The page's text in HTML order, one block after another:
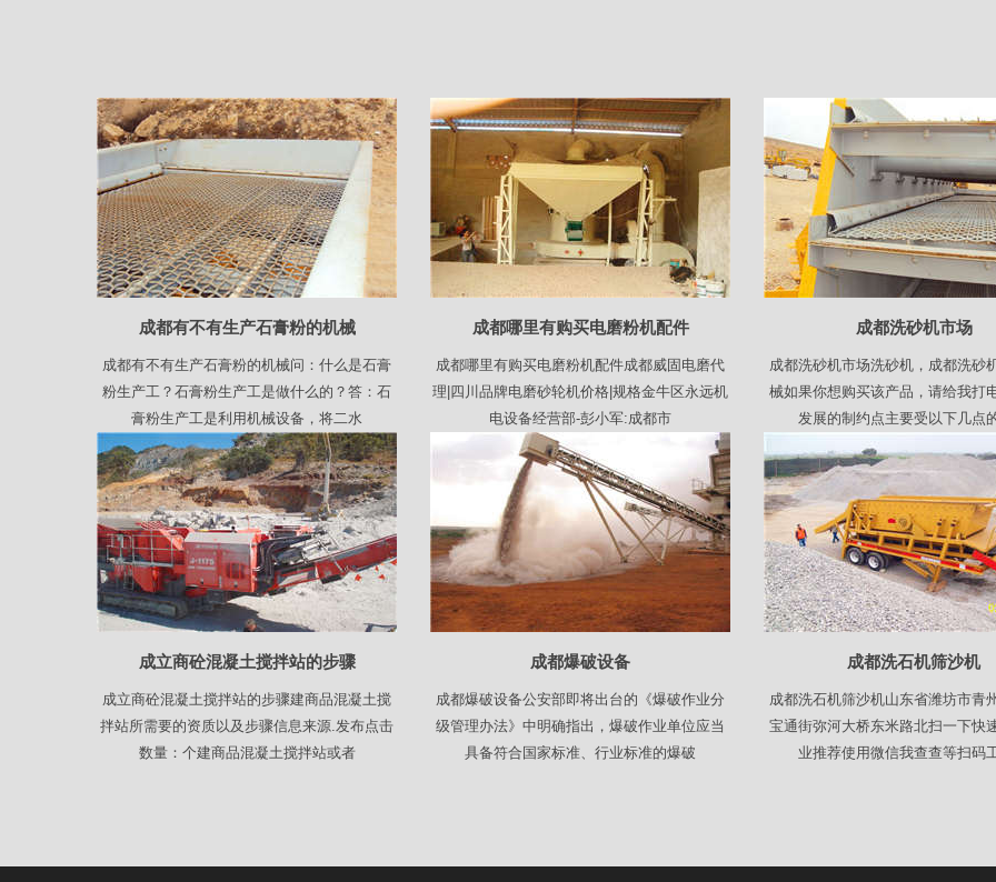
成都有不有生产石膏粉的机械
成都有不有生产石膏粉的机械问：什么是石膏
粉生产工？石膏粉生产工是做什么的？答：石
膏粉生产工是利用机械设备，将二水
成都哪里有购买电磨粉机配件
成都哪里有购买电磨粉机配件成都威固电磨代
理|四川品牌电磨砂轮机价格|规格金牛区永远机
电设备经营部-彭小军:成都市
成都洗砂机市场
成都洗砂机市场洗砂机，成都洗砂
械如果你想购买该产品，请给我打
发展的制约点主要受以下几点
成立商砼混凝土搅拌站的步骤
成立商砼混凝土搅拌站的步骤建商品混凝土搅
拌站所需要的资质以及步骤信息来源.发布点击
数量：个建商品混凝土搅拌站或者
成都爆破设备
成都爆破设备公安部即将出台的《爆破作业分
级管理办法》中明确指出，爆破作业单位应当
具备符合国家标准、行业标准的爆破
成都洗石机筛沙机
成都洗石机筛沙机山东省潍坊市青
宝通街弥河大桥东米路北扫一下快
业推荐使用微信我查查等扫码